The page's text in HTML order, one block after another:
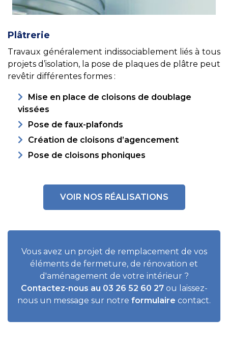
Plâtrerie
Travaux généralement indissociablement liés à tous
projets d’isolation, la pose de plaques de plâtre peut
revêtir différentes formes :
Mise en place de cloisons de doublage
vissées
Pose de faux-plafonds
Création de cloisons d’agencement
Pose de cloisons phoniques
VOIR NOS RÉALISATIONS
Vous avez un projet de remplacement de vos
éléments de fermeture, de rénovation et
d'aménagement de votre intérieur ?
Contactez-nous au 03 26 52 60 27ou laissez-
nous un message sur notre formulaire contact.